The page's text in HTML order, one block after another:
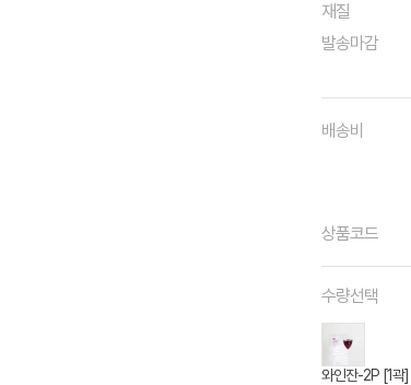
재질
발송마감
배송비
상품코드
수량선택
와인잔-2P [1곽]